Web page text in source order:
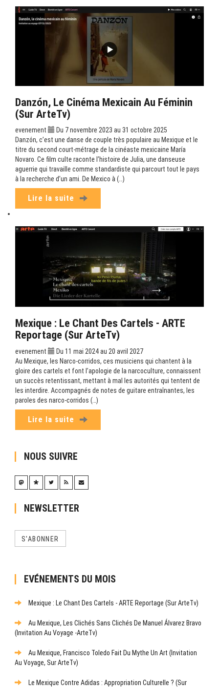
Danzón, Le Cinéma Mexicain Au Féminin
(sur ArteTv)
evenement
Du 7 novembre 2023 au 31 octobre 2025
Danzón, c’est une danse de couple très populaire au Mexique et le
titre du second court-métrage de la cinéaste mexicaine María
Novaro. Ce film culte raconte l’histoire de Julia, une danseuse
aguerrie qui travaille comme standardiste qui parcourt tout le pays
à la recherche d’un ami. De Mexico à (…)
Lire la suite
Mexique : Le Chant Des Cartels - ARTE
Reportage (sur ArteTv)
evenement
Du 11 mai 2024 au 20 avril 2027
Au Mexique, les Narco-corridos, ces musiciens qui chantent à la
gloire des cartels et font l’apologie de la narcoculture, connaissent
un succès retentissant, mettant à mal les autorités qui tentent de
les interdire. Accompagnés de notes de guitare entraînantes, les
paroles des narco-corridos (…)
Lire la suite
NOUS SUIVRE
NEWSLETTER
S'ABONNER
EVÉNEMENTS DU MOIS
Mexique : Le Chant Des Cartels - ARTE Reportage (sur ArteTv)
Au Mexique, Les Clichés Sans Clichés De Manuel Álvarez Bravo
(Invitation Au Voyage -ArteTv)
Au Mexique, Francisco Toledo Fait Du Mythe Un Art (Invitation
Au Voyage, Sur ArteTv)
Le Mexique Contre Adidas : Appropriation Culturelle ? (sur